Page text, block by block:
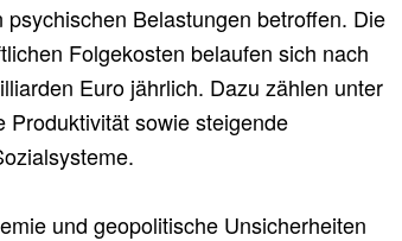
Belastungen betroffen. Die
Folgekosten belaufen sich nach
Euro jährlich. Dazu zählen unter
sowie steigende
und geopolitische Unsicherheiten